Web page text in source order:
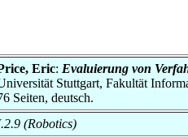
Eric: Evaluierung von
Stuttgart, Fakultät
Seiten, deutsch.
(Robotics)